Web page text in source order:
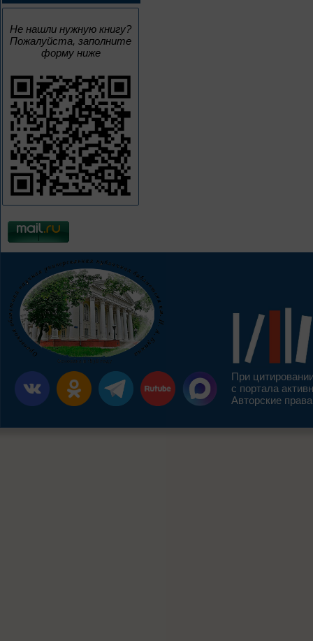
Не нашли нужную книгу?
Пожалуйста, заполните
форму ниже
При
с портала
Авторские